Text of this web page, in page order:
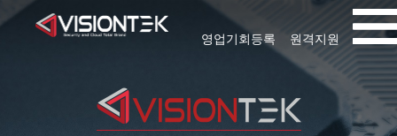
원격지원
영업기회등록